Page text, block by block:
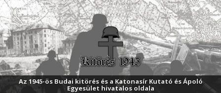
Az 1945-ös Budai kitörés és a Katonasír Kutató és Ápoló
Egyesület hivatalos oldala